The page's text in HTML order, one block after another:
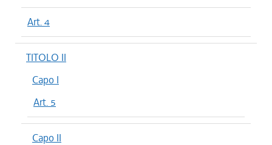
Art. 4
TITOLO II
Capo I
Art. 5
Capo II